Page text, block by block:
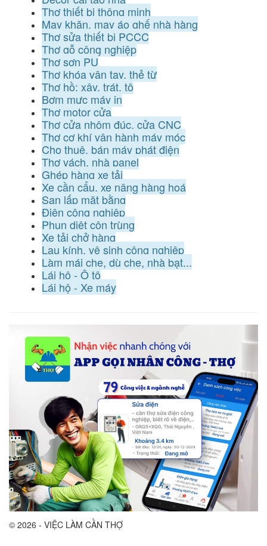
Thợ thiết bị thông minh
May khăn, may áo ghế nhà hàng
Thợ sửa thiết bị PCCC
Thợ gỗ công nghiệp
Thợ sơn PU
Thợ khóa vân tay, thẻ từ
Thợ hồ: xây, trát, tô
Bơm mực máy in
Thợ motor cửa
Thợ cửa nhôm đúc, cửa CNC
Thợ cơ khí vận hành máy móc
Cho thuê, bán máy phát điện
Thợ vách, nhà panel
Ghép hàng xe tải
Xe cần cẩu, xe nâng hàng hoá
San lấp mặt bằng
Điện công nghiệp
Phun diệt côn trùng
Xe tải chở hàng
Lau kính, vệ sinh công nghiệp
Làm mái che, dù che, nhà bạt...
Lái hộ - Ô tô
Lái hộ - Xe máy
© 2026 - VIỆC LÀM CẦN THỢ